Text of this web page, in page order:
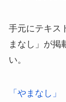
手元にテキス
まなし」が掲
い。
「やまなし」